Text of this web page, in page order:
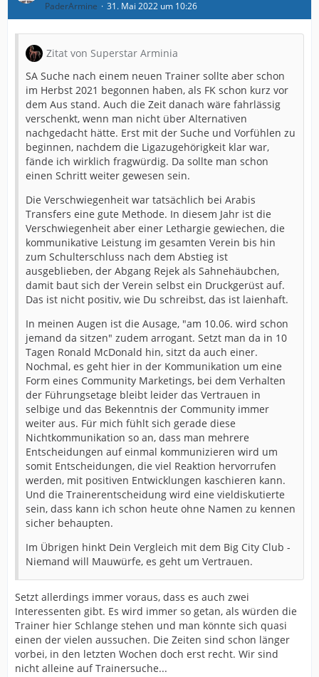
Ecke, stehe ich (in dem Falle
langer Zeit keine
nachvollziehbare ist. Niemand wird klatschen, das SA
überhaupt einen Trainer
gefunden hat.
Erwartungen steigen lassen? Die aber nur aufgrund der
eigenen
Ungeduld und Unzufriedenheit gestiegen sind und
nicht weil der Verein diese schürt oder suggeriert.
Im Übrigens habe ich nicht gefordert, dass
Wasserstandsmeldungen abgegeben
werden. Genausowenig wie man Absagen,
Gesprächspartner oder sonstige Quellen
kommunizieren muss.
Habe ich auch nicht auf dich bezogen. Wenn Du hier
liest, aber auf einige andere…
Was aber genausoviele User hier zurecht bemängeln, ist
der
Tanz auf der Klinge in der Kommunikaion, es geht um
Erwartungshaltungen und
Mitnahme, eben Community Marketing.
Da isses wieder… Nochmal: es wurde kommuniziert, ein
Trainer
wird gesucht, das Etat wurde bekanntgegeben, dass
einige Spieler evtl noch
Transfererlöse generieren können und das bis zum
10.06 jemand als Trainer da
ist. Daran kann er sich messen lassen. Nicht mehr,
nicht weniger.
Du sagst, es sei egal, was SA macht, es sei falsch. Vor gut
zwei Wochen habe ich hier noch geschrieben, wie
relevant SA im Aufbau des neuen
Teams, dass beide GF zu verlieren harter Tobak wäre
(Rauswurf). SA hat viel
richtig, viel falsch und vieles unbequem gemacht und
ich halte ihn in der Riege
unserer GF Sport der letzten Jahrzehnte für einen der
wenigen Lichtblicke. Es
geht auch nicht um seine Arbeit oder Entscheidungen,
sondern um das Vertrauen
PaderArmine 31. Mai 2022 um 10:26
Zitat von Superstar Arminia
SA Suche nach einem neuen Trainer sollte aber schon
im Herbst 2021 begonnen haben, als FK schon kurz vor
dem Aus stand. Auch die Zeit danach wäre fahrlässig
verschenkt, wenn man nicht über Alternativen
nachgedacht hätte. Erst mit der Suche und Vorfühlen zu
beginnen, nachdem die Ligazugehörigkeit klar war,
fände ich wirklich fragwürdig. Da sollte man schon
einen Schritt weiter gewesen sein.
Die Verschwiegenheit war tatsächlich bei Arabis
Transfers eine gute Methode. In diesem Jahr ist die
Verschwiegenheit aber einer Lethargie gewiechen, die
kommunikative Leistung im gesamten Verein bis hin
zum Schulterschluss nach dem Abstieg ist
ausgeblieben, der Abgang Rejek als Sahnehäubchen,
damit baut sich der Verein selbst ein Druckgerüst auf.
Das ist nicht positiv, wie Du schreibst, das ist laienhaft.
In meinen Augen ist die Ausage, "am 10.06. wird schon
jemand da sitzen" zudem arrogant. Setzt man da in 10
Tagen Ronald McDonald hin, sitzt da auch einer.
Nochmal, es geht hier in der Kommunikation um eine
Form eines Community Marketings, bei dem Verhalten
der Führungsetage bleibt leider das Vertrauen in
selbige und das Bekenntnis der Community immer
weiter aus. Für mich fühlt sich gerade diese
Nichtkommunikation so an, dass man mehrere
Entscheidungen auf einmal kommunizieren wird um
somit Entscheidungen, die viel Reaktion hervorrufen
werden, mit positiven Entwicklungen kaschieren kann.
Und die Trainerentscheidung wird eine vieldiskutierte
sein, dass kann ich schon heute ohne Namen zu kennen
sicher behaupten.
Im Übrigen hinkt Dein Vergleich mit dem Big City Club -
Niemand will Mauwürfe, es geht um Vertrauen.
Setzt allerdings immer voraus, dass es auch zwei
Interessenten gibt. Es wird immer so getan, als würden die
Trainer hier Schlange stehen und man könnte sich quasi
einen der vielen aussuchen. Die Zeiten sind schon länger
vorbei, in den letzten Wochen doch erst recht. Wir sind
nicht alleine auf Trainersuche...